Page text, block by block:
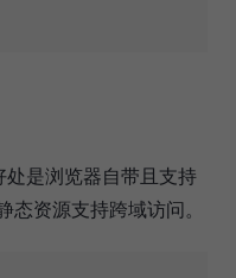
是浏览器自带且支持
资源支持跨域访问。